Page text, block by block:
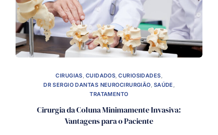
CIRUGIAS, CUIDADOS,CURIOSIDADES,
DR SERGIO DANTAS NEUROCIRURGIÃO, SAÚDE ,
TRATAMENTO
Cirurgia da Coluna Minimamente Invasiva:
Vantagens para o Paciente